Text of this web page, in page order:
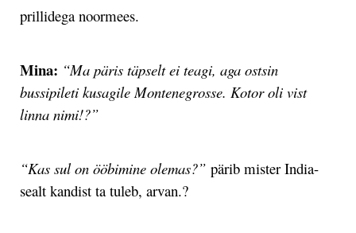
prillidega noormees.
Mina: “Ma päris täpselt ei teagi, aga ostsin
bussipileti kusagile Montenegrosse. Kotor oli vist
linna nimi!?”
“Kas sul on ööbimine olemas?” pärib mister India-
sealt kandist ta tuleb, arvan.?